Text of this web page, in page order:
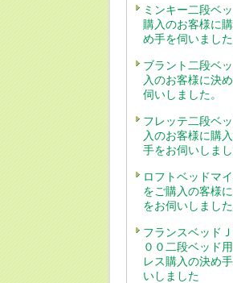
ミンキー二段ベ
購入のお客様に
め手を伺いました
ブラント二段ベ
入のお客様に決
伺いしました。
フレッテ二段ベ
入のお客様に購
手をお伺いしまし
ロフトベッドマ
をご購入の客様
をお伺いしました
フランスベッドＪ
００二段ベッド
レス購入の決め
いしました